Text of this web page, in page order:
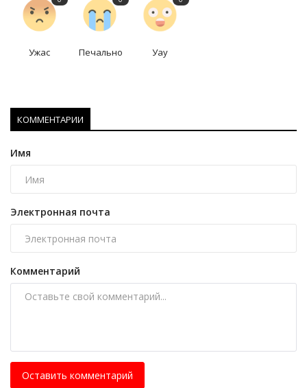
Ужас Печально Уау
КОММЕНТАРИИ
Имя
Электронная почта
Комментарий
Оставить комментарий